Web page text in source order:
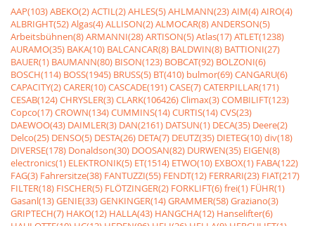
AAP(103)ABEKO(2)ACTIL(2)AHLES(5)AHLMANN(23)AIM(4)AIRO(4)
ALBRIGHT(52)Algas(4)ALLISON(2)ALMOCAR(8)ANDERSON(5)
Arbeitsbühnen(8)ARMANNI(28)ARTISON(5)Atlas(17)ATLET(1238)
AURAMO(35) BAKA(10) BALCANCAR(8) BALDWIN(8) BATTIONI(27)
BAUER(1) BAUMANN(80) BISON(123) BOBCAT(92) BOLZONI(6)
BOSCH(114) BOSS(1945) BRUSS(5) BT(410) bulmor(69)CANGARU(6)
CAPACITY(2)CARER(10)CASCADE(191)CASE(7)CATERPILLAR(171)
CESAB(124)CHRYSLER(3)CLARK(106426)Climax(3)COMBILIFT(123)
Copco(17)CROWN(134)CUMMINS(14)CURTIS(14)CVS(23)
DAEWOO(43) DAIMLER(3) DAN(2161) DATSUN(1) DECA(35) Deere(2)
Delco(25) DENSO(5) DESTA(26) DETA(7) DEUTZ(35) DIETEG(10)div(18)
DIVERSE(178) Donaldson(30) DOOSAN(82) DURWEN(35) EIGEN(8)
electronics(1) ELEKTRONIK(5) ET(1514) ETWO(10) EXBOX(1) FABA(122)
FAG(3) Fahrersitze(38) FANTUZZI(55) FENDT(12) FERRARI(23) FIAT(217)
FILTER(18) FISCHER(5) FLÖTZINGER(2) FORKLIFT(6)frei(1) FÜHR(1)
Gasanl(13)GENIE(33)GENKINGER(14)GRAMMER(58)Graziano(3)
GRIPTECH(7) HAKO(12) HALLA(43) HANGCHA(12) Hanselifter(6)